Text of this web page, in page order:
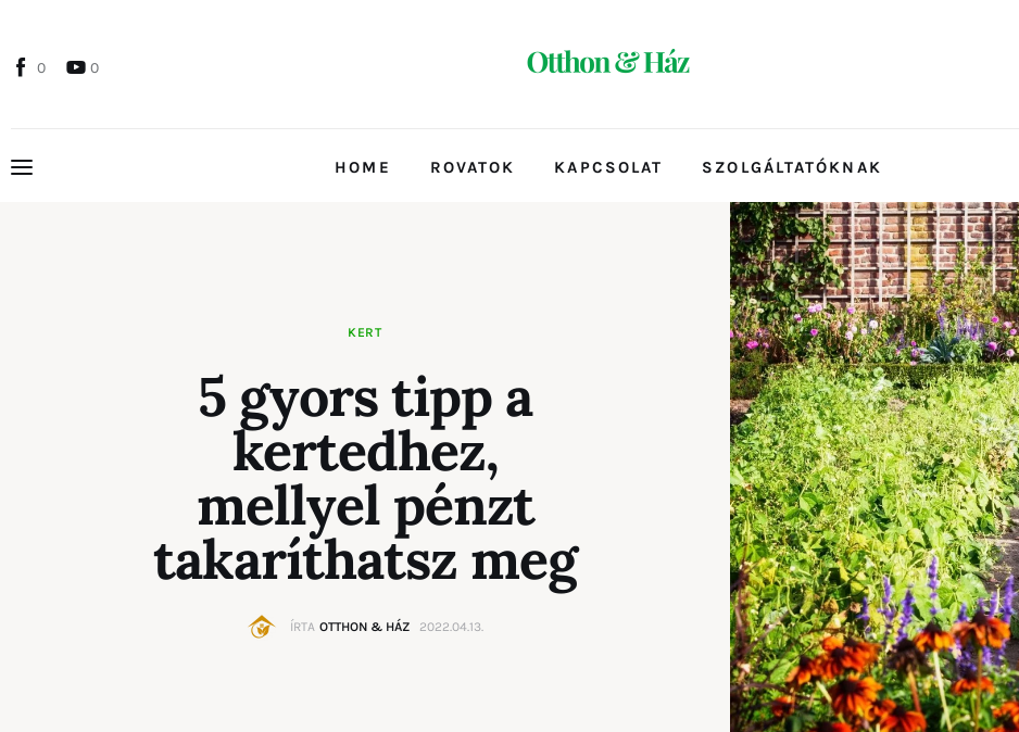
0 0
HOME ROVATOK KAPCSOLAT SZOLGÁLTATÓKNAK
SZOLGÁLTATÓKNAK
Rovatok
KERT
5 gyors tipp a
kertedhez,
mellyel pénzt
takaríthatsz meg
ÍRTA OTTHON & HÁZ 2022.04.13.